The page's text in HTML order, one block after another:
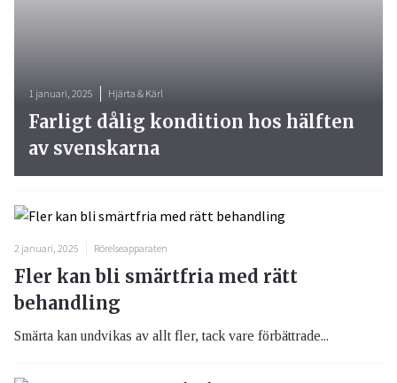
2 januari, 2025 Rörelseapparaten
Fler kan bli smärtfria med rätt
behandling
Smärta kan undvikas av allt fler, tack vare förbättrade...
1 januari, 2025 Hjärta & Kärl
Farligt dålig kondition hos hälften
av svenskarna